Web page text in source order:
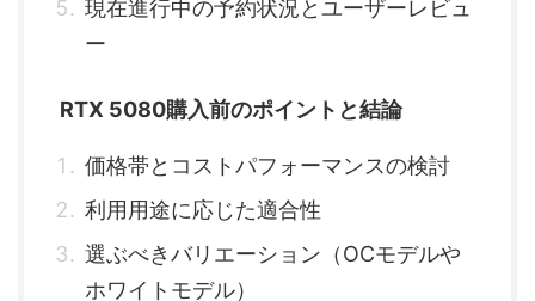
現在進行中の予約状況とユーザーレビュ
ー
RTX 5080購入前のポイントと結論
価格帯とコストパフォーマンスの検討
利用用途に応じた適合性
選ぶべきバリエーション（OCモデルや
ホワイトモデル）